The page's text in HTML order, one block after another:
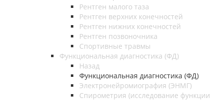
Рентген малого таза
Рентген верхних конечностей
Рентген нижних конечностей
Рентген позвоночника
Спортивные травмы
Функциональная диагностика (ФД)
Назад
Функциональная диагностика (ФД)
Электронейромиография (ЭНМГ)
Спирометрия (исследование функции